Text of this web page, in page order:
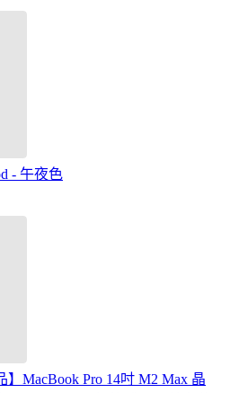
- 午夜色
MacBook Pro 14吋 M2 Max 晶